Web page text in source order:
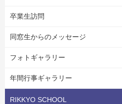
卒業生訪問
同窓生からのメッセージ
フォトギャラリー
年間行事ギャラリー
RIKKYO SCHOOL